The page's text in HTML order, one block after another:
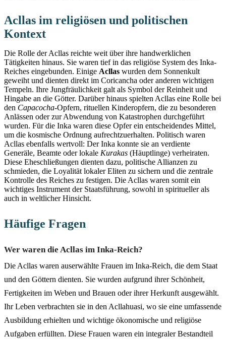
Acllas im religiösen und politischen
Kontext
Die Rolle der Acllas reichte weit über ihre handwerklichen
Tätigkeiten hinaus. Sie waren tief in das religiöse System des Inka-
Reiches eingebunden. Einige Acllas wurden dem Sonnenkult
geweiht und dienten direkt im Coricancha oder anderen wichtigen
Tempeln. Ihre Jungfräulichkeit galt als Symbol der Reinheit und
Hingabe an die Götter. Darüber hinaus spielten Acllas eine Rolle bei
den Capacocha-Opfern, rituellen Kinderopfern, die zu besonderen
Anlässen oder zur Abwendung von Katastrophen durchgeführt
wurden. Für die Inka waren diese Opfer ein entscheidendes Mittel,
um die kosmische Ordnung aufrechtzuerhalten. Politisch waren
Acllas ebenfalls wertvoll: Der Inka konnte sie an verdiente
Generäle, Beamte oder lokale Kurakas (Häuptlinge) verheiraten.
Diese Eheschließungen dienten dazu, politische Allianzen zu
schmieden, die Loyalität lokaler Eliten zu sichern und die zentrale
Kontrolle des Reiches zu festigen. Die Acllas waren somit ein
wichtiges Instrument der Staatsführung, sowohl in spiritueller als
auch in weltlicher Hinsicht.
Häufige Fragen
Wer waren die Acllas im Inka-Reich?
Die Acllas waren auserwählte Frauen im Inka-Reich, die dem Staat
und den Göttern dienten. Sie wurden aufgrund ihrer Schönheit,
Fertigkeiten im Weben und Brauen oder ihrer Herkunft ausgewählt.
Ihr Leben verbrachten sie in den Acllahuasi, wo sie eine umfassende
Ausbildung erhielten und wichtige ökonomische und religiöse
Aufgaben erfüllten. Diese Frauen waren ein integraler Bestandteil